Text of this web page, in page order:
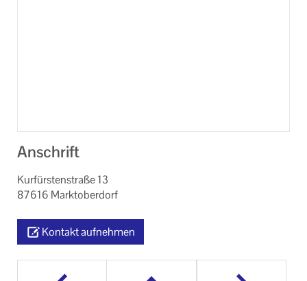
Anschrift
Kurfürstenstraße 13
87616 Marktoberdorf
Kontakt aufnehmen